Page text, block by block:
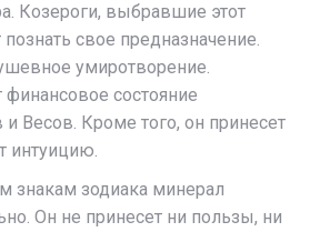
Козероги, выбравшие этот
свое предназначение.
умиротворение.
состояние
Весов. Кроме того, он принесет
интуицию.
знакам зодиака минерал
Он не принесет ни пользы, ни